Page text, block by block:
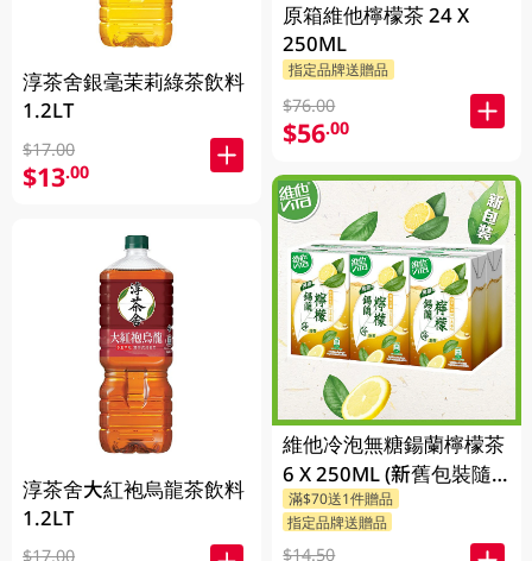
淳茶舍銀毫茉莉綠茶飲料
1.2LT
$17.00
$13.00
淳茶舍大紅袍烏龍茶飲料
1.2LT
$17.00
原箱維他檸檬茶 24 X
250ML
指定品牌送贈品
$76.00
$56.00
維他冷泡無糖鍚蘭檸檬茶
6 X 250ML (新舊包裝隨
機發貨)
滿$70送1件贈品
指定品牌送贈品
$14.50